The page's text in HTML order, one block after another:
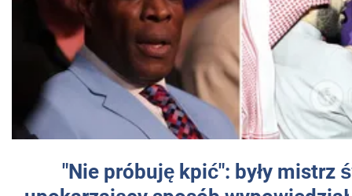
"Nie próbuję kpić": były mistrz